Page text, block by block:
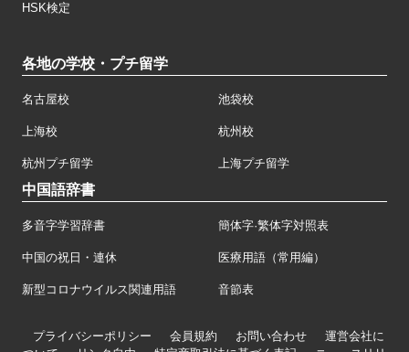
HSK検定
各地の学校・プチ留学
名古屋校 池袋校
上海校 杭州校
杭州プチ留学 上海プチ留学
中国語辞書
多音字学習辞書 簡体字·繁体字対照表
中国の祝日・連休 医療用語（常用編）
新型コロナウイルス関連用語 音節表
プライバシーポリシー 会員規約 お問い合わせ
運営会社に